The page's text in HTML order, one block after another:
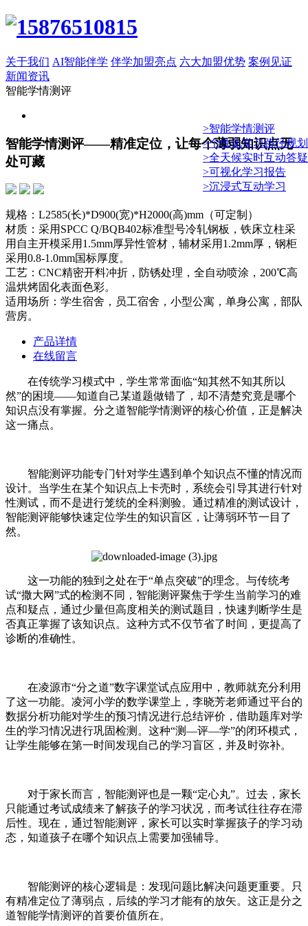
关于我们 AI智能伴学 伴学加盟亮点 六大加盟优势 案例见证
新闻资讯
智能学情测评
>智能学情测评
>个性化学习路径规划
>全天候实时互动答疑
>可视化学习报告
>沉浸式互动学习
智能学情测评——精准定位，让每个薄弱知识点无
处可藏
规格：L2585(长)*D900(宽)*H2000(高)mm（可定制）
材质：采用SPCC Q/BQB402标准型号冷轧钢板，铁床立柱采
用自主开模采用1.5mm厚异性管材，辅材采用1.2mm厚，钢柜
采用0.8-1.0mm国标厚度。
工艺：CNC精密开料冲折，防锈处理，全自动喷涂，200℃高
温烘烤固化表面色彩。
适用场所：学生宿舍，员工宿舍，小型公寓，单身公寓，部队
营房。
产品详情
在线留言
在传统学习模式中，学生常常面临“知其然不知其所以
然”的困境——知道自己某道题做错了，却不清楚究竟是哪个
知识点没有掌握。分之道智能学情测评的核心价值，正是解决
这一痛点。
智能测评功能专门针对学生遇到单个知识点不懂的情况而
设计。当学生在某个知识点上卡壳时，系统会引导其进行针对
性测试，而不是进行笼统的全科测验。通过精准的测试设计，
智能测评能够快速定位学生的知识盲区，让薄弱环节一目了
然。
这一功能的独到之处在于“单点突破”的理念。与传统考
试“撒大网”式的检测不同，智能测评聚焦于学生当前学习的难
点和疑点，通过少量但高度相关的测试题目，快速判断学生是
否真正掌握了该知识点。这种方式不仅节省了时间，更提高了
诊断的准确性。
在凌源市“分之道”数字课堂试点应用中，教师就充分利用
了这一功能。凌河小学的数学课堂上，李晓芳老师通过平台的
数据分析功能对学生的预习情况进行总结评价，借助题库对学
生的学习情况进行巩固检测。这种“测—评—学”的闭环模式，
让学生能够在第一时间发现自己的学习盲区，并及时弥补。
对于家长而言，智能测评也是一颗“定心丸”。过去，家长
只能通过考试成绩来了解孩子的学习状况，而考试往往存在滞
后性。现在，通过智能测评，家长可以实时掌握孩子的学习动
态，知道孩子在哪个知识点上需要加强辅导。
智能测评的核心逻辑是：发现问题比解决问题更重要。只
有精准定位了薄弱点，后续的学习才能有的放矢。这正是分之
道智能学情测评的首要价值所在。